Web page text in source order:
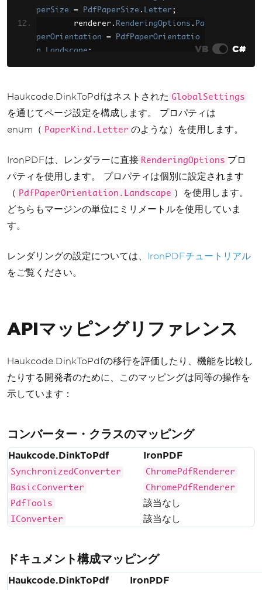
}
}
};
File
WriteAllBytes ("landscap
}
perSize
= PdfPaperSize . Letter ;
        renderer
. RenderingOptions . Pa
perOrientation
=
PdfPaperOrientatio
n
Landscape ;
        renderer
RenderingOptions
        renderer
.RenderingOptions.
Ma
rginLeft
= 10 ;
rginRight
= 10 ;
lAsPdf
"<html><body><h1>Landscape Do
cument</h1><p>Custom page settings</
        pdf
. SaveAs("landscape.pdf"
);
}
VB C#
Haukcode.DinkToPdfはネストされた GlobalSettings
を通じてページ設定を構成します。 プロパティは
enum（ PaperKind.Letter のような）を使用します。
IronPDFは、レンダラーに直接 RenderingOptions プロ
パティを使用します。 プロパティは個別に設定されます
（ PdfPaperOrientation.Landscape ）を使用します。
どちらもマージンの単位にミリメートルを使用していま
す。
レンダリングの設定については、 IronPDFチュートリアル
をご覧ください。
APIマッピングリファレンス
Haukcode.DinkToPdfの移行を評価したり、機能を比較し
たりする開発者のために、このマッピングは同等の操作を
示しています：
コンバーター・クラスのマッピング
Haukcode.DinkToPdf IronPDF
SynchronizedConverter
ChromePdfRenderer
BasicConverter
ChromePdfRenderer
PdfTools
該当なし
IConverter 該当なし
ドキュメント構成マッピング
Haukcode.DinkToPdf IronPDF